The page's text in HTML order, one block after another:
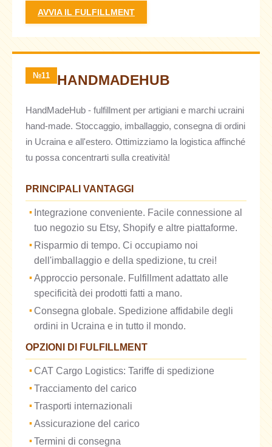
AVVIA IL FULFILLMENT
№11 HANDMADEHUB
HandMadeHub - fulfillment per artigiani e marchi ucraini
hand-made. Stoccaggio, imballaggio, consegna di ordini
in Ucraina e all'estero. Ottimizziamo la logistica affinché
tu possa concentrarti sulla creatività!
PRINCIPALI VANTAGGI
Integrazione conveniente. Facile connessione al
tuo negozio su Etsy, Shopify e altre piattaforme.
Risparmio di tempo. Ci occupiamo noi
dell'imballaggio e della spedizione, tu crei!
Approccio personale. Fulfillment adattato alle
specificità dei prodotti fatti a mano.
Consegna globale. Spedizione affidabile degli
ordini in Ucraina e in tutto il mondo.
OPZIONI DI FULFILLMENT
CAT Cargo Logistics: Tariffe di spedizione
Tracciamento del carico
Trasporti internazionali
Assicurazione del carico
Termini di consegna